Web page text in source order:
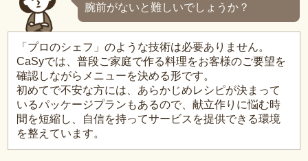
腕前がないと難しいでしょうか？
「プロのシェフ」のような技術は必要ありません。
CaSyでは、普段ご家庭で作る料理をお客様のご要望を
確認しながらメニューを決める形です。
初めてで不安な方には、あらかじめレシピが決まって
いるパッケージプランもあるので、献立作りに悩む時
間を短縮し、自信を持ってサービスを提供できる環境
を整えています。